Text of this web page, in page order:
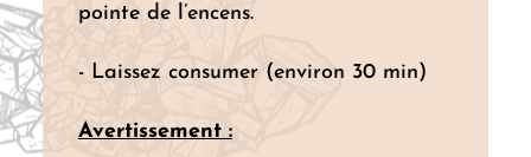
pointe de l’encens.
- Laissez consumer (environ 30 min)
Avertissement :